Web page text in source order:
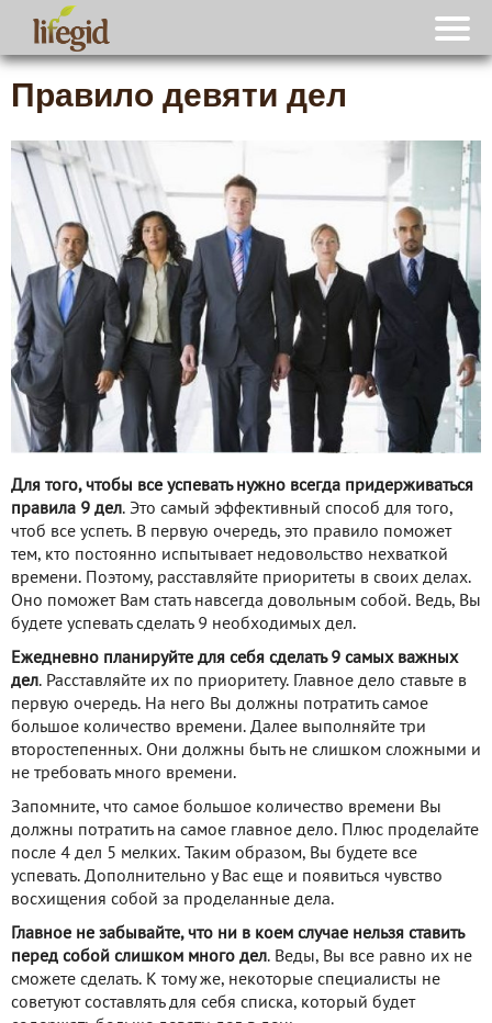
Правило девяти дел
Для того, чтобы все успевать нужно всегда придерживаться
правила 9 дел. Это самый эффективный способ для того,
чтоб все успеть. В первую очередь, это правило поможет
тем, кто постоянно испытывает недовольство нехваткой
времени. Поэтому, расставляйте приоритеты в своих делах.
Оно поможет Вам стать навсегда довольным собой. Ведь, Вы
будете успевать сделать 9 необходимых дел.
Ежедневно планируйте для себя сделать 9 самых важных
дел. Расставляйте их по приоритету. Главное дело ставьте в
первую очередь. На него Вы должны потратить самое
большое количество времени. Далее выполняйте три
второстепенных. Они должны быть не слишком сложными и
не требовать много времени.
Запомните, что самое большое количество времени Вы
должны потратить на самое главное дело. Плюс проделайте
после 4 дел 5 мелких. Таким образом, Вы будете все
успевать. Дополнительно у Вас еще и появиться чувство
восхищения собой за проделанные дела.
Главное не забывайте, что ни в коем случае нельзя ставить
перед собой слишком много дел. Веды, Вы все равно их не
сможете сделать. К тому же, некоторые специалисты не
советуют составлять для себя списка, который будет